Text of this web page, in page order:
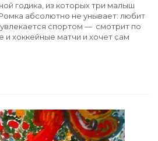
годика, из которых три малыш
абсолютно не унывает: любит
спортом — смотрит по
и хоккейные матчи и хочет сам